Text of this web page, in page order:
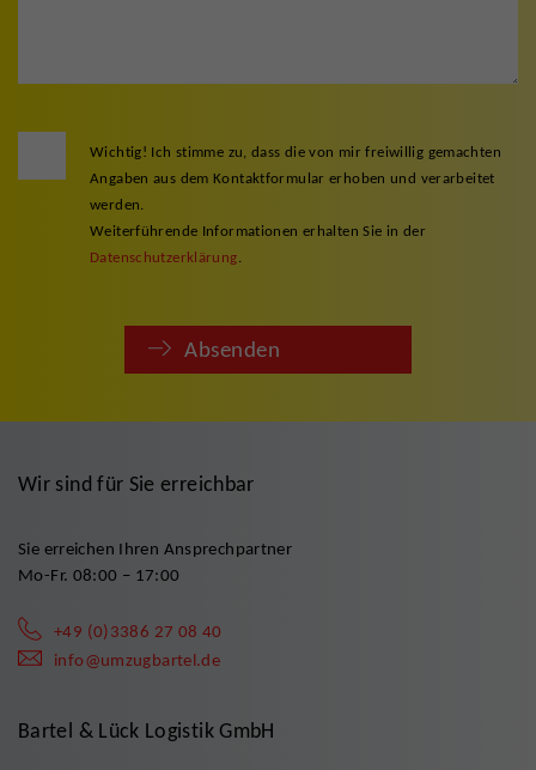
Wichtig! Ich stimme zu, dass die von mir freiwillig gemachten
Angaben aus dem Kontaktformular erhoben und verarbeitet
werden.
Weiterführende Informationen erhalten Sie in der
Datenschutzerklärung
Absenden
Wir sind für Sie erreichbar
Sie erreichen Ihren Ansprechpartner
Mo-Fr. 08:00 – 17:00
+49 (0)3386 27 08 40
info@umzugbartel.de
Bartel & Lück Logistik GmbH